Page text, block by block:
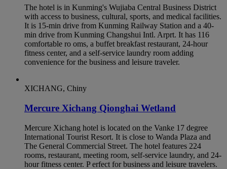
The hotel is in Kunming's Wujiaba Central Business District
with access to business, cultural, sports, and medical facilities.
It is 15-min drive from Kunming Railway Station and a 40-
min drive from Kunming Changshui Intl. Arprt. It has 116
comfortable ro oms, a buffet breakfast restaurant, 24-hour
fitness center, and a self-service laundry room adding
convenience for the business and leisure traveler.
XICHANG, Chiny
Mercure Xichang Qionghai Wetland
Mercure Xichang hotel is located on the Vanke 17 degree
International Tourist Resort. It is close to Wanda Plaza and
The General Commercial Street. The hotel features 224
rooms, restaurant, meeting room, self-service laundry, and 24-
hour fitness center. P erfect for business and leisure travelers.